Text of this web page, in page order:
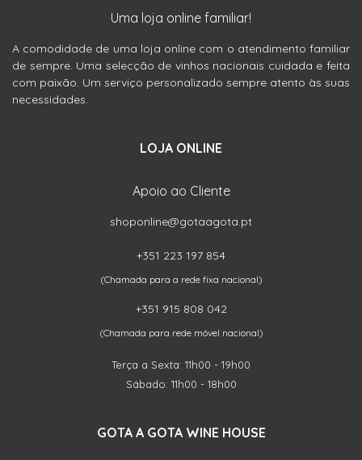
Uma loja online familiar!
A comodidade de uma loja online com o atendimento familiar
de sempre. Uma selecção de vinhos nacionais cuidada e feita
com paixão. Um serviço personalizado sempre atento às suas
necessidades.
LOJA ONLINE
Apoio ao Cliente
shoponline@gotaagota.pt
+351 223 197 854
(Chamada para a rede fixa nacional)
+351 915 808 042
(Chamada para rede móvel nacional)
Terça a Sexta: 11h00 - 19h00
Sábado: 11h00 - 18h00
GOTA A GOTA WINE HOUSE